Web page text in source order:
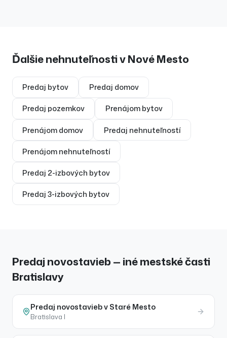
Ďalšie nehnuteľnosti vNové Mesto
Predaj bytov Predaj domov
Predaj pozemkov Prenájom bytov
Prenájomdomov Predaj nehnuteľností
Prenájomnehnuteľností
Predaj 2-izbových bytov
Predaj3-izbových bytov
Predaj novostavieb — iné mestské časti
Bratislavy
Predaj novostaviebvStaré Mesto
Bratislava I